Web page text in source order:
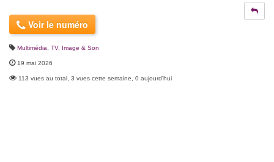
Voir le numéro
Multimédia TV, Image & Son
19 mai 2026
113 vues au total, 3 vues cette semaine, 0 aujourd'hui